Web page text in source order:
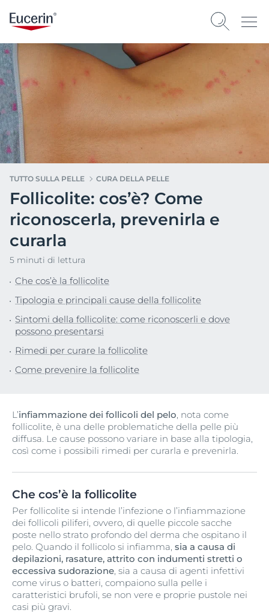
TUTTO SULLA PELLE CURA DELLA PELLE
Follicolite: cos’è? Come
riconoscerla, prevenirla e
curarla
5 minuti di lettura
Che cos’è la follicolite
Tipologia e principali cause della follicolite
Sintomi della follicolite: come riconoscerli e dove
possono presentarsi
Rimedi per curare la follicolite
Come prevenire la follicolite
L’infiammazione dei follicoli del pelo, nota come
follicolite, è una delle problematiche della pelle più
diffusa. Le cause possono variare in base alla tipologia,
così come i possibili rimedi per curarla e prevenirla.
Che cos’è la follicolite
Per follicolite si intende l’infezione o l’infiammazione
dei follicoli piliferi, ovvero, di quelle piccole sacche
poste nello strato profondo del derma che ospitano il
pelo. Quando il follicolo si infiamma, sia a causa di
depilazioni, rasature, attrito con indumenti stretti o
eccessiva sudorazione, sia a causa di agenti infettivi
come virus o batteri, compaiono sulla pelle i
caratteristici brufoli, se non vere e proprie pustole nei
casi più gravi.